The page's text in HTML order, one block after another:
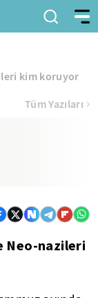
kim koruyor
Tüm Yazıları
Neo-nazileri